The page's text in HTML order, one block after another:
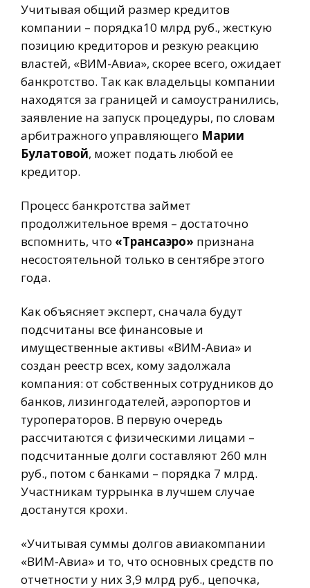
Учитывая общий размер кредитов
компании – порядка10 млрд руб., жесткую
позицию кредиторов и резкую реакцию
властей, «ВИМ-Авиа», скорее всего, ожидает
банкротство. Так как владельцы компании
находятся за границей и самоустранились,
заявление на запуск процедуры, по словам
арбитражного управляющего Марии
Булатовой, может подать любой ее
кредитор.
Процесс банкротства займет
продолжительное время – достаточно
вспомнить, что «Трансаэро» признана
несостоятельной только в сентябре этого
года.
Как объясняет эксперт, сначала будут
подсчитаны все финансовые и
имущественные активы «ВИМ-Авиа» и
создан реестр всех, кому задолжала
компания: от собственных сотрудников до
банков, лизингодателей, аэропортов и
туроператоров. В первую очередь
рассчитаются с физическими лицами –
подсчитанные долги составляют 260 млн
руб., потом с банками – порядка 7 млрд.
Участникам туррынка в лучшем случае
достанутся крохи.
«Учитывая суммы долгов авиакомпании
«ВИМ-Авиа» и то, что основных средств по
отчетности у них 3,9 млрд руб., цепочка,